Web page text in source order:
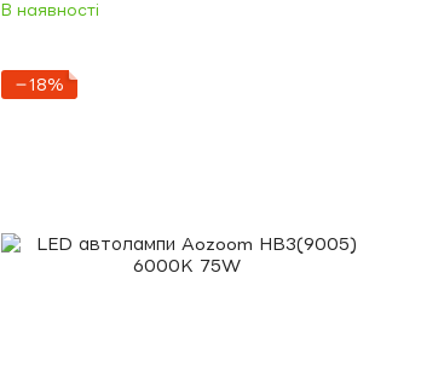
В наявності
−18%